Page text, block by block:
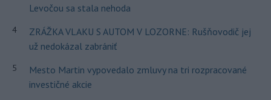
Levočou sa stala nehoda
4
ZRÁŽKA VLAKU S AUTOM V LOZORNE: Rušňovodič jej
už nedokázal zabrániť
5
Mesto Martin vypovedalo zmluvy na tri rozpracované
investičné akcie